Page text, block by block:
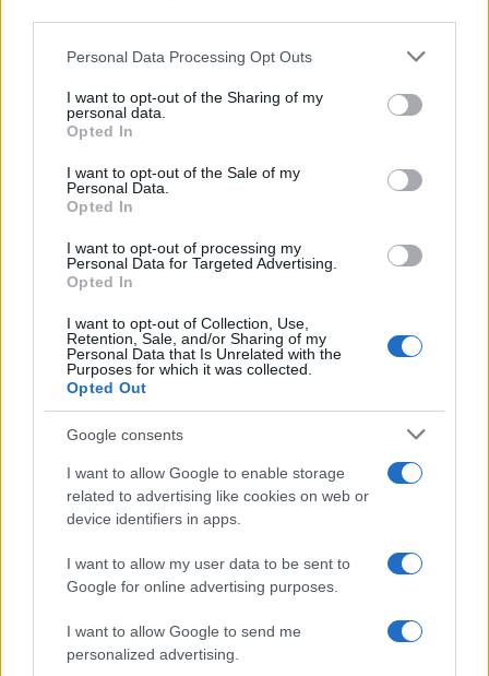
Please note that this website/app uses one or more Google
not limited to your visit or usage behaviour. You may click to
grant or deny consent to Google and its third-party tags to
use your data for below specified purposes in below Google
consent section.
Personal Data Processing Opt Outs
I want to opt-out of the Sharing of my
personal data.
Opted In
I want to opt-out of the Sale of my
Personal Data.
Opted In
I want to opt-out of processing my
Personal Data for Targeted Advertising.
Opted In
I want to opt-out of Collection, Use,
Retention, Sale, and/or Sharing of my
Personal Data that Is Unrelated with the
Purposes for which it was collected.
Opted Out
Google consents
I want to allow Google to enable storage
related to advertising like cookies on web or
device identifiers in apps.
I want to allow my user data to be sent to
Google for online advertising purposes.
I want to allow Google to send me
personalized advertising.
Continua a leggere
TELEVISIONE
Ballando con le Stelle: Milly Carlucci prepara un torneo
Cristian Castiglioni · 6 Ago 2026